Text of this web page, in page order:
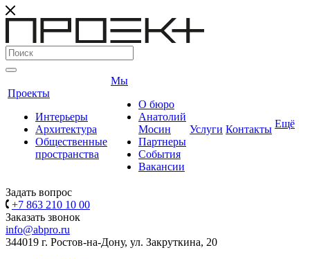
Проекты
Интерьеры
Архитектура
Общественные
пространства
Мы
О бюро
Анатолий
Мосин
Партнеры
События
Вакансии
Услуги Контакты Ещё
Задать вопрос
+7 863 210 10 00
Заказать звонок
info@abpro.ru
344019 г. Ростов-на-Дону, ул. Закруткина, 20